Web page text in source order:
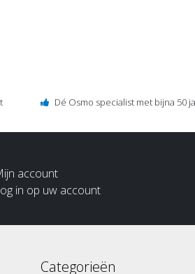
Dé Osmo specialist met bijna 50
account
in op uw account
Categorieën